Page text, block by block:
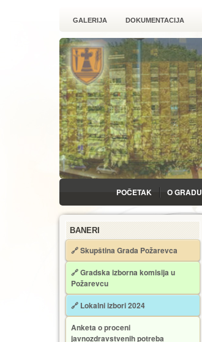
GALERIJA DOKUMENTACIJA
POČETAK O GRADU
BANERI
🔗 Skupština Grada Požarevca
🔗Gradska izborna komisija u
Požarevcu
🔗 Lokalni izbori 2024
Anketa o proceni
javnozdravstvenih potreba